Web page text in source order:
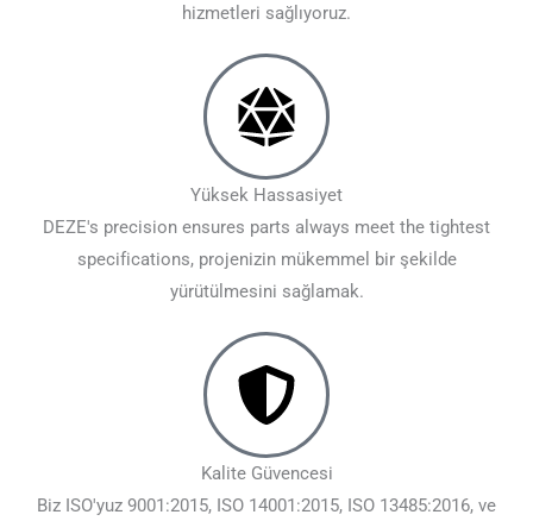
hizmetleri sağlıyoruz.
Yüksek Hassasiyet
DEZE's precision ensures parts always meet the tightest
specifications, projenizin mükemmel bir şekilde
yürütülmesini sağlamak.
Kalite Güvencesi
Biz ISO'yuz 9001:2015, ISO 14001:2015, ISO 13485:2016, ve